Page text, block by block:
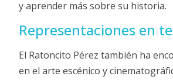
y aprender más sobre su historia.
Representaciones en
El Ratoncito Pérez también ha
en el arte escénico y